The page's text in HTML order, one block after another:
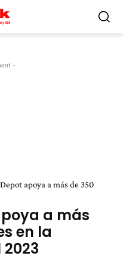
-
apoya a más de 350
a más
en la